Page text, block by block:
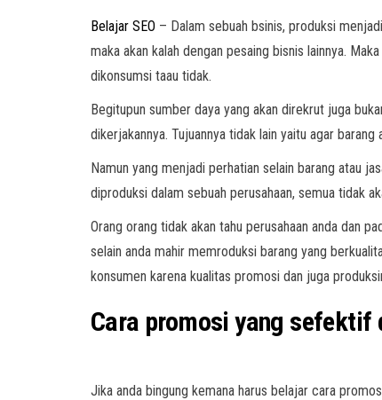
Belajar SEO – Dalam sebuah bsinis, produksi
maka akan kalah dengan pesaing bisnis lainnya.
dikonsumsi taau tidak.
Begitupun sumber daya yang akan direkrut juga
dikerjakannya. Tujuannya tidak lain yaitu agar
Namun yang menjadi perhatian selain barang atau
diproduksi dalam sebuah perusahaan, semua tidak
Orang orang tidak akan tahu perusahaan anda dan
selain anda mahir memroduksi barang yang
konsumen karena kualitas promosi dan juga
Cara promosi yang sefektif
Jika anda bingung kemana harus belajar cara